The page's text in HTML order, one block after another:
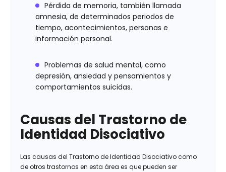
Pérdida de memoria, también llamada
amnesia, de determinados periodos de
tiempo, acontecimientos, personas e
información personal.
Problemas de salud mental, como
depresión, ansiedad y pensamientos y
comportamientos suicidas.
Causas del Trastorno de
Identidad Disociativo
Las causas del Trastorno de Identidad Disociativo como
de otros trastornos en esta área es que pueden ser